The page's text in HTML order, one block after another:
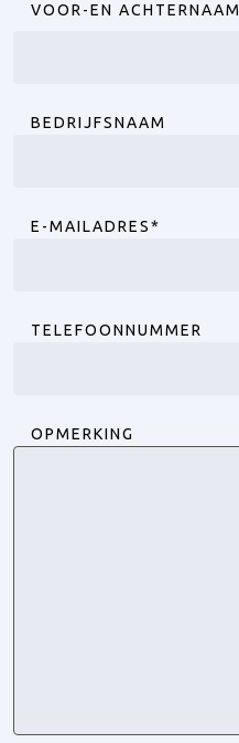
VOOR-EN ACHTERNAAM
BEDRIJFSNAAM
E-MAILADRES*
TELEFOONNUMMER
OPMERKING